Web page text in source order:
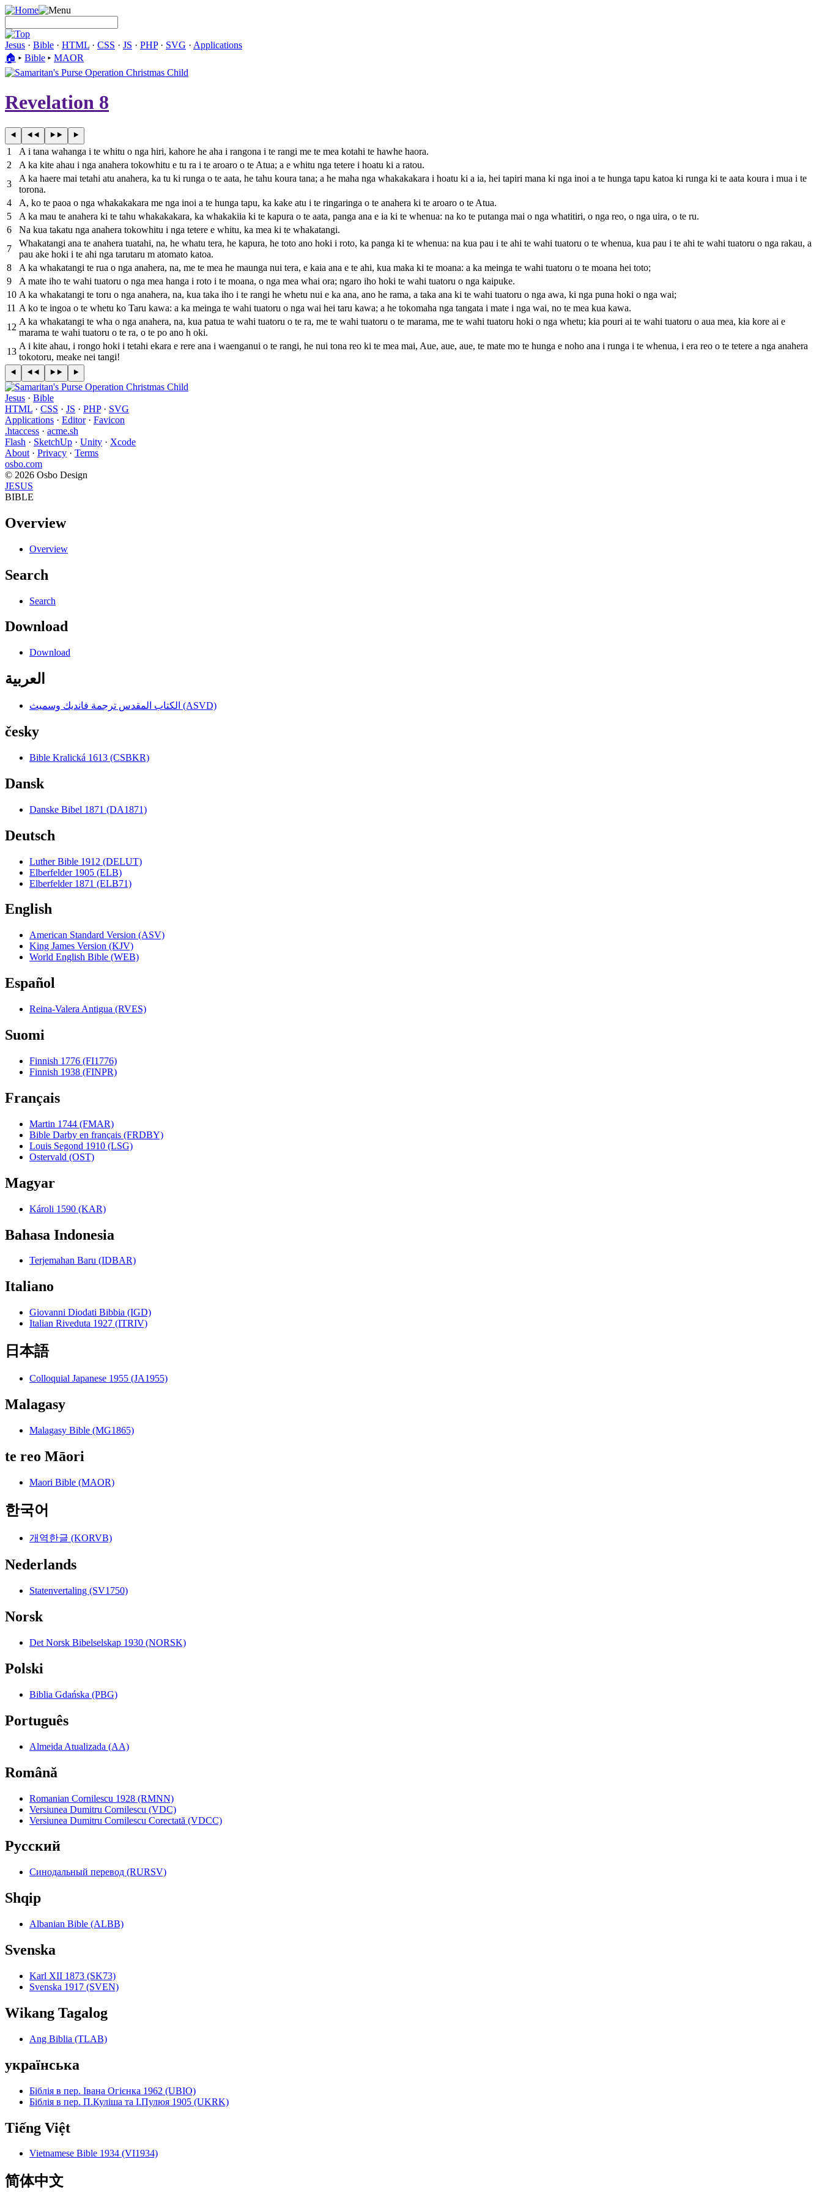
Jesus · Bible · HTML · CSS · JS · PHP· SVG · Applications
🏠︎ ▸ Bible ▸ MAOR
Revelation 8
1
A i tana wahanga i te whitu o nga hiri, kahore he aha i rangona i te rangi me te mea kotahi te hawhe haora.
2
A ka kite ahau i nga anahera tokowhitu e tu ra i te aroaro o te Atua; a e whitu nga tetere i hoatu ki a ratou.
3
A ka haere mai tetahi atu anahera, ka tu ki runga o te aata, he tahu koura tana; a he maha nga whakakakara i hoatu ki a ia, hei tapiri mana ki nga inoi a te hunga tapu katoa ki runga ki te aata koura i mua i te
torona.
4
A, ko te paoa o nga whakakakara me nga inoi a te hunga tapu, ka kake atu i te ringaringa o te anahera ki te aroaro o te Atua.
5
A ka mau te anahera ki te tahu whakakakara, ka whakakiia ki te kapura o te aata, panga ana e ia ki te whenua: na ko te putanga mai o nga whatitiri, o nga reo, o nga uira, o te ru.
6
Na kua takatu nga anahera tokowhitu i nga tetere e whitu, ka mea ki te whakatangi.
7
Whakatangi ana te anahera tuatahi, na, he whatu tera, he kapura, he toto ano hoki i roto, ka panga ki te whenua: na kua pau i te ahi te wahi tuatoru o te whenua, kua pau i te ahi te wahi tuatoru o nga rakau, a
pau ake hoki i te ahi nga tarutaru m atomato katoa.
8
A ka whakatangi te rua o nga anahera, na, me te mea he maunga nui tera, e kaia ana e te ahi, kua maka ki te moana: a ka meinga te wahi tuatoru o te moana hei toto;
9
A mate iho te wahi tuatoru o nga mea hanga i roto i te moana, o nga mea whai ora; ngaro iho hoki te wahi tuatoru o nga kaipuke.
10 A ka whakatangi te toru o nga anahera, na, kua taka iho i te rangi he whetu nui e ka ana, ano he rama, a taka ana ki te wahi tuatoru o nga awa, ki nga puna hoki o nga wai;
11 A ko te ingoa o te whetu ko Taru kawa: a ka meinga te wahi tuatoru o nga wai hei taru kawa; a he tokomaha nga tangata i mate i nga wai, no te mea kua kawa.
12
A ka whakatangi te wha o nga anahera, na, kua patua te wahi tuatoru o te ra, me te wahi tuatoru o te marama, me te wahi tuatoru hoki o nga whetu; kia pouri ai te wahi tuatoru o aua mea, kia kore ai e
marama te wahi tuatoru o te ra, o te po ano h oki.
13
A i kite ahau, i rongo hoki i tetahi ekara e rere ana i waenganui o te rangi, he nui tona reo ki te mea mai, Aue, aue, aue, te mate mo te hunga e noho ana i runga i te whenua, i era reo o te tetere a nga anahera
tokotoru, meake nei tangi!
Jesus · Bible
HTML · CSS · JS · PHP· SVG
Applications · Editor· Favicon
.htaccess · acme.sh
Flash · SketchUp · Unity · Xcode
About · Privacy · Terms
osbo.com
© 2026 Osbo Design
JESUS
BIBLE
Overview
Overview
Search
Search
Download
Download
العربية
الكتاب المقدس ترجمة فانديك وسميث (ASVD)
česky
Bible Kralická 1613 (CSBKR)
Dansk
Danske Bibel 1871 (DA1871)
Deutsch
Luther Bible 1912 (DELUT)
Elberfelder 1905 (ELB)
Elberfelder 1871 (ELB71)
English
American Standard Version (ASV)
King James Version (KJV)
World English Bible (WEB)
Español
Reina-Valera Antigua (RVES)
Suomi
Finnish 1776 (FI1776)
Finnish 1938 (FINPR)
Français
Martin 1744 (FMAR)
Bible Darby en français (FRDBY)
Louis Segond 1910 (LSG)
Ostervald (OST)
Magyar
Károli 1590 (KAR)
Bahasa Indonesia
Terjemahan Baru (IDBAR)
Italiano
Giovanni Diodati Bibbia (IGD)
Italian Riveduta 1927 (ITRIV)
日本語
Colloquial Japanese 1955 (JA1955)
Malagasy
Malagasy Bible (MG1865)
te reo Māori
Maori Bible (MAOR)
한국어
개역한글 (KORVB)
Nederlands
Statenvertaling (SV1750)
Norsk
Det Norsk Bibelselskap 1930 (NORSK)
Polski
Biblia Gdańska (PBG)
Português
Almeida Atualizada (AA)
Română
Romanian Cornilescu 1928 (RMNN)
Versiunea Dumitru Cornilescu (VDC)
Versiunea Dumitru Cornilescu Corectată (VDCC)
Pyccкий
Синодальный перевод (RURSV)
Shqip
Albanian Bible (ALBB)
Svenska
Karl XII 1873 (SK73)
Svenska 1917 (SVEN)
Wikang Tagalog
Ang Biblia (TLAB)
українська
Біблія в пер. Івана Огієнка 1962 (UBIO)
Біблія в пер. П.Куліша та І.Пулюя 1905 (UKRK)
Tiếng Việt
Vietnamese Bible 1934 (VI1934)
简体中文